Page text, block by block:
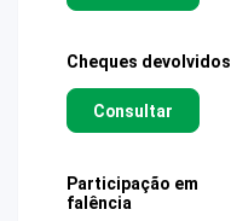
Cheques devolvidos
Consultar
Participação em
falência